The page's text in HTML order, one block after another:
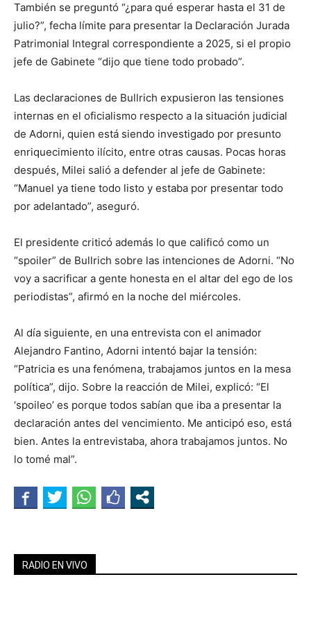
También se preguntó “¿para qué esperar hasta el 31 de
julio?”, fecha límite para presentar la Declaración Jurada
Patrimonial Integral correspondiente a 2025, si el propio
jefe de Gabinete “dijo que tiene todo probado”.
Las declaraciones de Bullrich expusieron las tensiones
internas en el oficialismo respecto a la situación judicial
de Adorni, quien está siendo investigado por presunto
enriquecimiento ilícito, entre otras causas. Pocas horas
después, Milei salió a defender al jefe de Gabinete:
“Manuel ya tiene todo listo y estaba por presentar todo
por adelantado”, aseguró.
El presidente criticó además lo que calificó como un
“spoiler” de Bullrich sobre las intenciones de Adorni. “No
voy a sacrificar a gente honesta en el altar del ego de los
periodistas”, afirmó en la noche del miércoles.
Al día siguiente, en una entrevista con el animador
Alejandro Fantino, Adorni intentó bajar la tensión:
“Patricia es una fenómena, trabajamos juntos en la mesa
política”, dijo. Sobre la reacción de Milei, explicó: “El
‘spoileo’ es porque todos sabían que iba a presentar la
declaración antes del vencimiento. Me anticipó eso, está
bien. Antes la entrevistaba, ahora trabajamos juntos. No
lo tomé mal”.
RADIO EN VIVO